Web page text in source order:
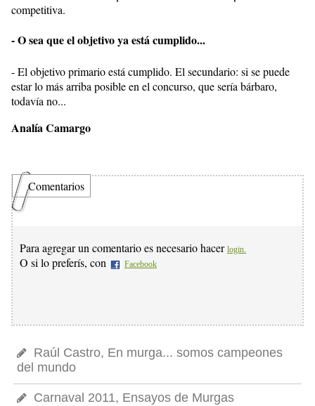
competitiva.
- O sea que el objetivo ya está cumplido...
- El objetivo primario está cumplido. El secundario: si se puede
estar lo más arriba posible en el concurso, que sería bárbaro,
todavía no...
Analía Camargo
Comentarios
Para agregar un comentario es necesario hacer login.
O si lo preferís, con Facebook
Raúl Castro, En murga... somos campeones
del mundo
Carnaval 2011, Ensayos de Murgas